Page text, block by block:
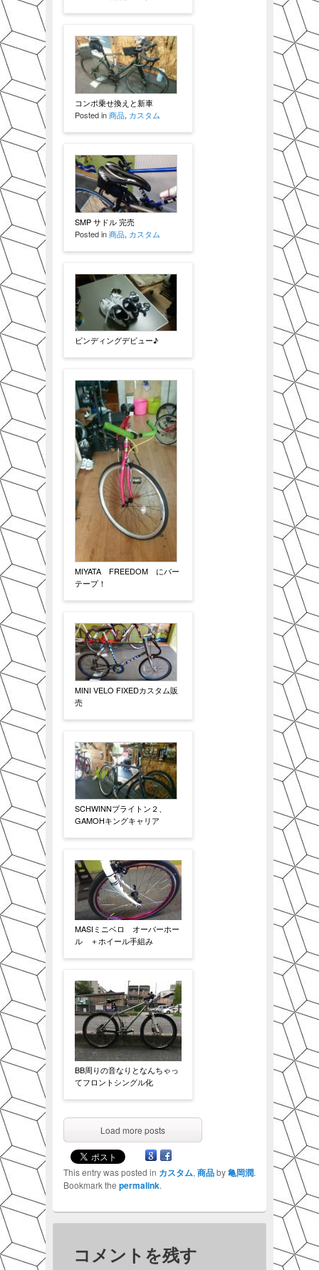
コンポ乗せ換えと新車
Posted in商品, カスタム
SMP サドル 完売
Posted in商品, カスタム
ビンディングデビュー♪
MIYATA FREEDOM にバー
テープ！
MINI VELO FIXEDカスタム販
売
SCHWINNブライトン２、
GAMOHキングキャリア
MASIミニベロ オーバーホー
ル ＋ホイール手組み
BB周りの音なりとなんちゃっ
てフロントシングル化
Load more posts
This entry was posted in カスタム, 商品by亀岡潤.
Bookmark the permalink.
コメントを残す